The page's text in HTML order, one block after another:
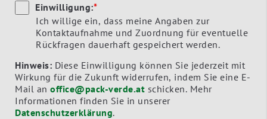
Einwilligung:*
Ich willige ein, dass meine Angaben zur
Kontaktaufnahme und Zuordnung für eventuelle
Rückfragen dauerhaft gespeichert werden.
Hinweis: Diese Einwilligung können Sie jederzeit mit
Wirkung für die Zukunft widerrufen, indem Sie eine E-
Mail an office@pack-verde.at
Informationen finden Sie in unserer
Datenschutzerklärung.